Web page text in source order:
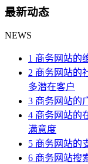
最新动态
NEWS
1 商务网站的
2 商务网站的
多潜在客户
3 商务网站的
4 商务网站的
满意度
5 商务网站的
6 商务网站搜